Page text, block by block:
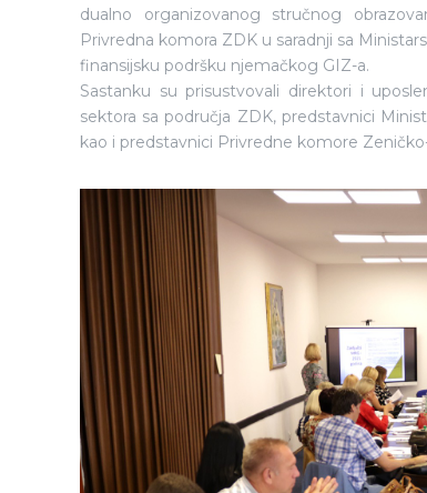
dualno organizovanog stručnog
Privredna komora ZDK u saradnji sa
finansijsku podršku njemačkog GIZ-a.
Sastanku su prisustvovali direktori i
sektora sa područja ZDK, predstavnici
kao i predstavnici Privredne komore